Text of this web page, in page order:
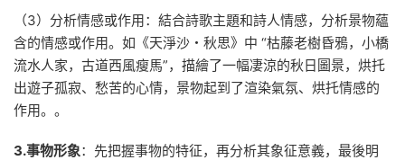
（3）分析情感或作用：結合詩歌主題和詩人情感，分析景物蘊
含的情感或作用。如《天淨沙・秋思》中 “枯藤老樹昏鴉，小橋
流水人家，古道西風瘦馬”，描繪了一幅凄涼的秋日圖景，烘托
出遊子孤寂、愁苦的心情，景物起到了渲染氣氛、烘托情感的
作用。。
3.事物形象：先把握事物的特征，再分析其象征意義，最後明